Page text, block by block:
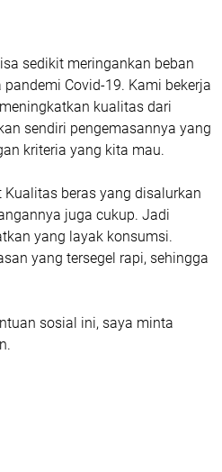
sedikit meringankan beban
Covid-19. Kami bekerja
kualitas dari
sendiri pengemasannya yang
kriteria yang kita mau.
beras yang disalurkan
juga cukup. Jadi
yang layak konsumsi.
yang tersegel rapi, sehingga
sosial ini, saya minta